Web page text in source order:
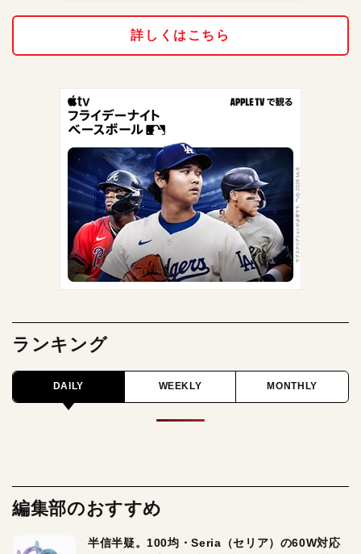
詳しくはこちら
ランキング
DAILY WEEKLY MONTHLY
編集部のおすすめ
半信半疑。100均・Seria（セリア）の60W対応